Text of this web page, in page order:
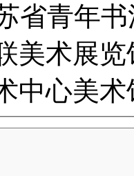
青年书
美术展
中心美